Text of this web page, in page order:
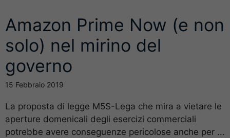
Amazon Prime Now (e non
solo) nel mirino del
governo
15 Febbraio 2019
La proposta di legge M5S-Lega che mira a vietare le
aperture domenicali degli esercizi commerciali
potrebbe avere conseguenze pericolose anche per ...